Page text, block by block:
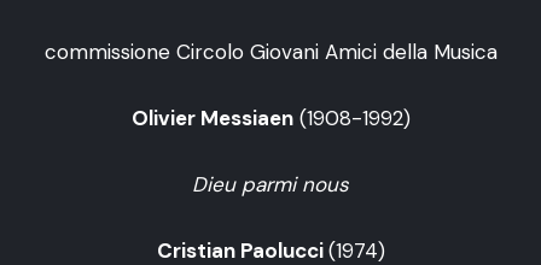
commissione Circolo Giovani Amici della Musica
Olivier Messiaen(1908-1992)
Dieu parmi nous
Cristian Paolucci(1974)